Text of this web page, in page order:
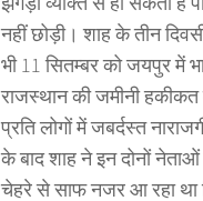
नहीं छोड़ी। शाह के तीन
भी 11 सितम्बर को जयपुर में
राजस्थान की जमीनी
प्रति लोगों में जबर्दस्त
के बाद शाह ने इन दोनों
चेहरे से साफ नजर आ रहा था